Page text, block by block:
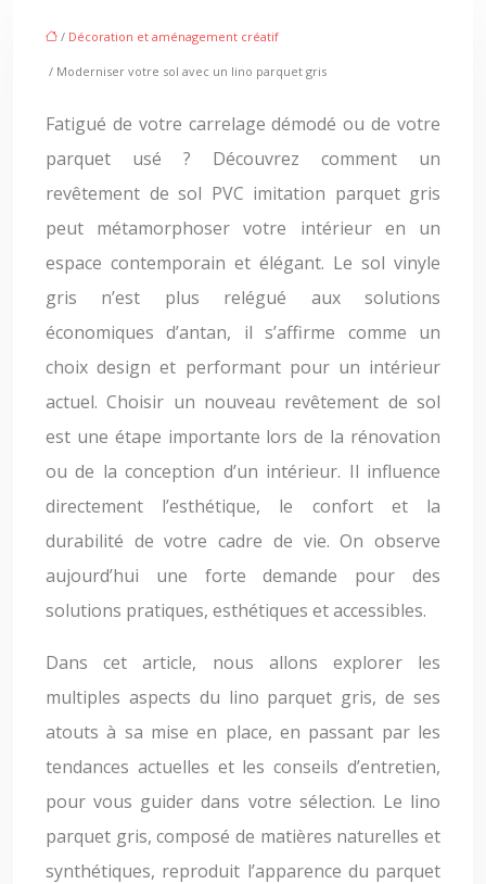
/ Décoration et aménagement créatif
/ Moderniser votre sol avec un lino parquet gris
Fatigué de votre carrelage démodé ou de votre
parquet usé ? Découvrez comment un
revêtement de sol PVC imitation parquet gris
peut métamorphoser votre intérieur en un
espace contemporain et élégant. Le sol vinyle
gris n’est plus relégué aux solutions
économiques d’antan, il s’affirme comme un
choix design et performant pour un intérieur
actuel. Choisir un nouveau revêtement de sol
est une étape importante lors de la rénovation
ou de la conception d’un intérieur. Il influence
directement l’esthétique, le confort et la
durabilité de votre cadre de vie. On observe
aujourd’hui une forte demande pour des
solutions pratiques, esthétiques et accessibles.
Dans cet article, nous allons explorer les
multiples aspects du lino parquet gris, de ses
atouts à sa mise en place, en passant par les
tendances actuelles et les conseils d’entretien,
pour vous guider dans votre sélection. Le lino
parquet gris, composé de matières naturelles et
synthétiques, reproduit l’apparence du parquet